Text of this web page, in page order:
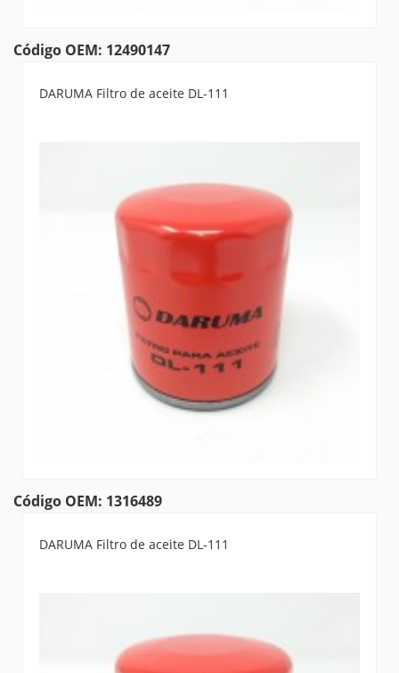
Código OEM: 12490147
DARUMA Filtro de aceite DL-111
Código OEM: 1316489
DARUMA Filtro de aceite DL-111